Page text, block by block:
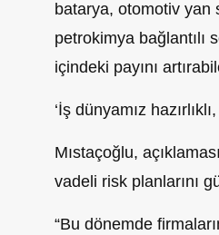
batarya, otomotiv yan
petrokimya bağlantılı
içindeki payını
‘İş dünyamız
Mıstaçoğlu,
vadeli risk planlarını
“Bu dönemde